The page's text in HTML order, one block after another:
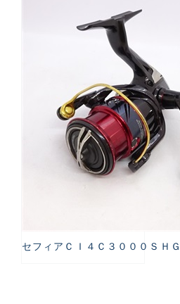
セフィアＣＩ４Ｃ３０００ＳＨＧ